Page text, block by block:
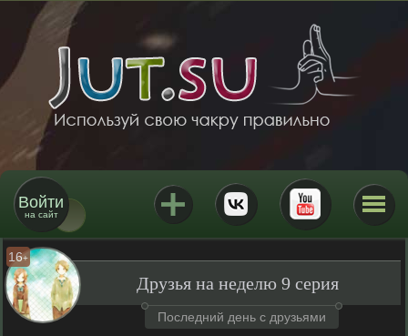
Войти
на сайт
16+
Друзья на неделю 9 серия
Последний день с друзьями